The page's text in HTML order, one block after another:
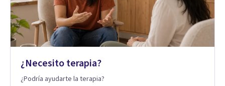
¿Necesito terapia?
¿Podría ayudarte la terapia?